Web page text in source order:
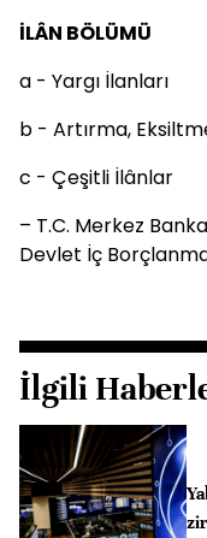
İLÂN BÖLÜMÜ
a - Yargı İlanları
b - Artırma,
c - Çeşitli İlânlar
– T.C. Merkez
Devlet İç
İlgili